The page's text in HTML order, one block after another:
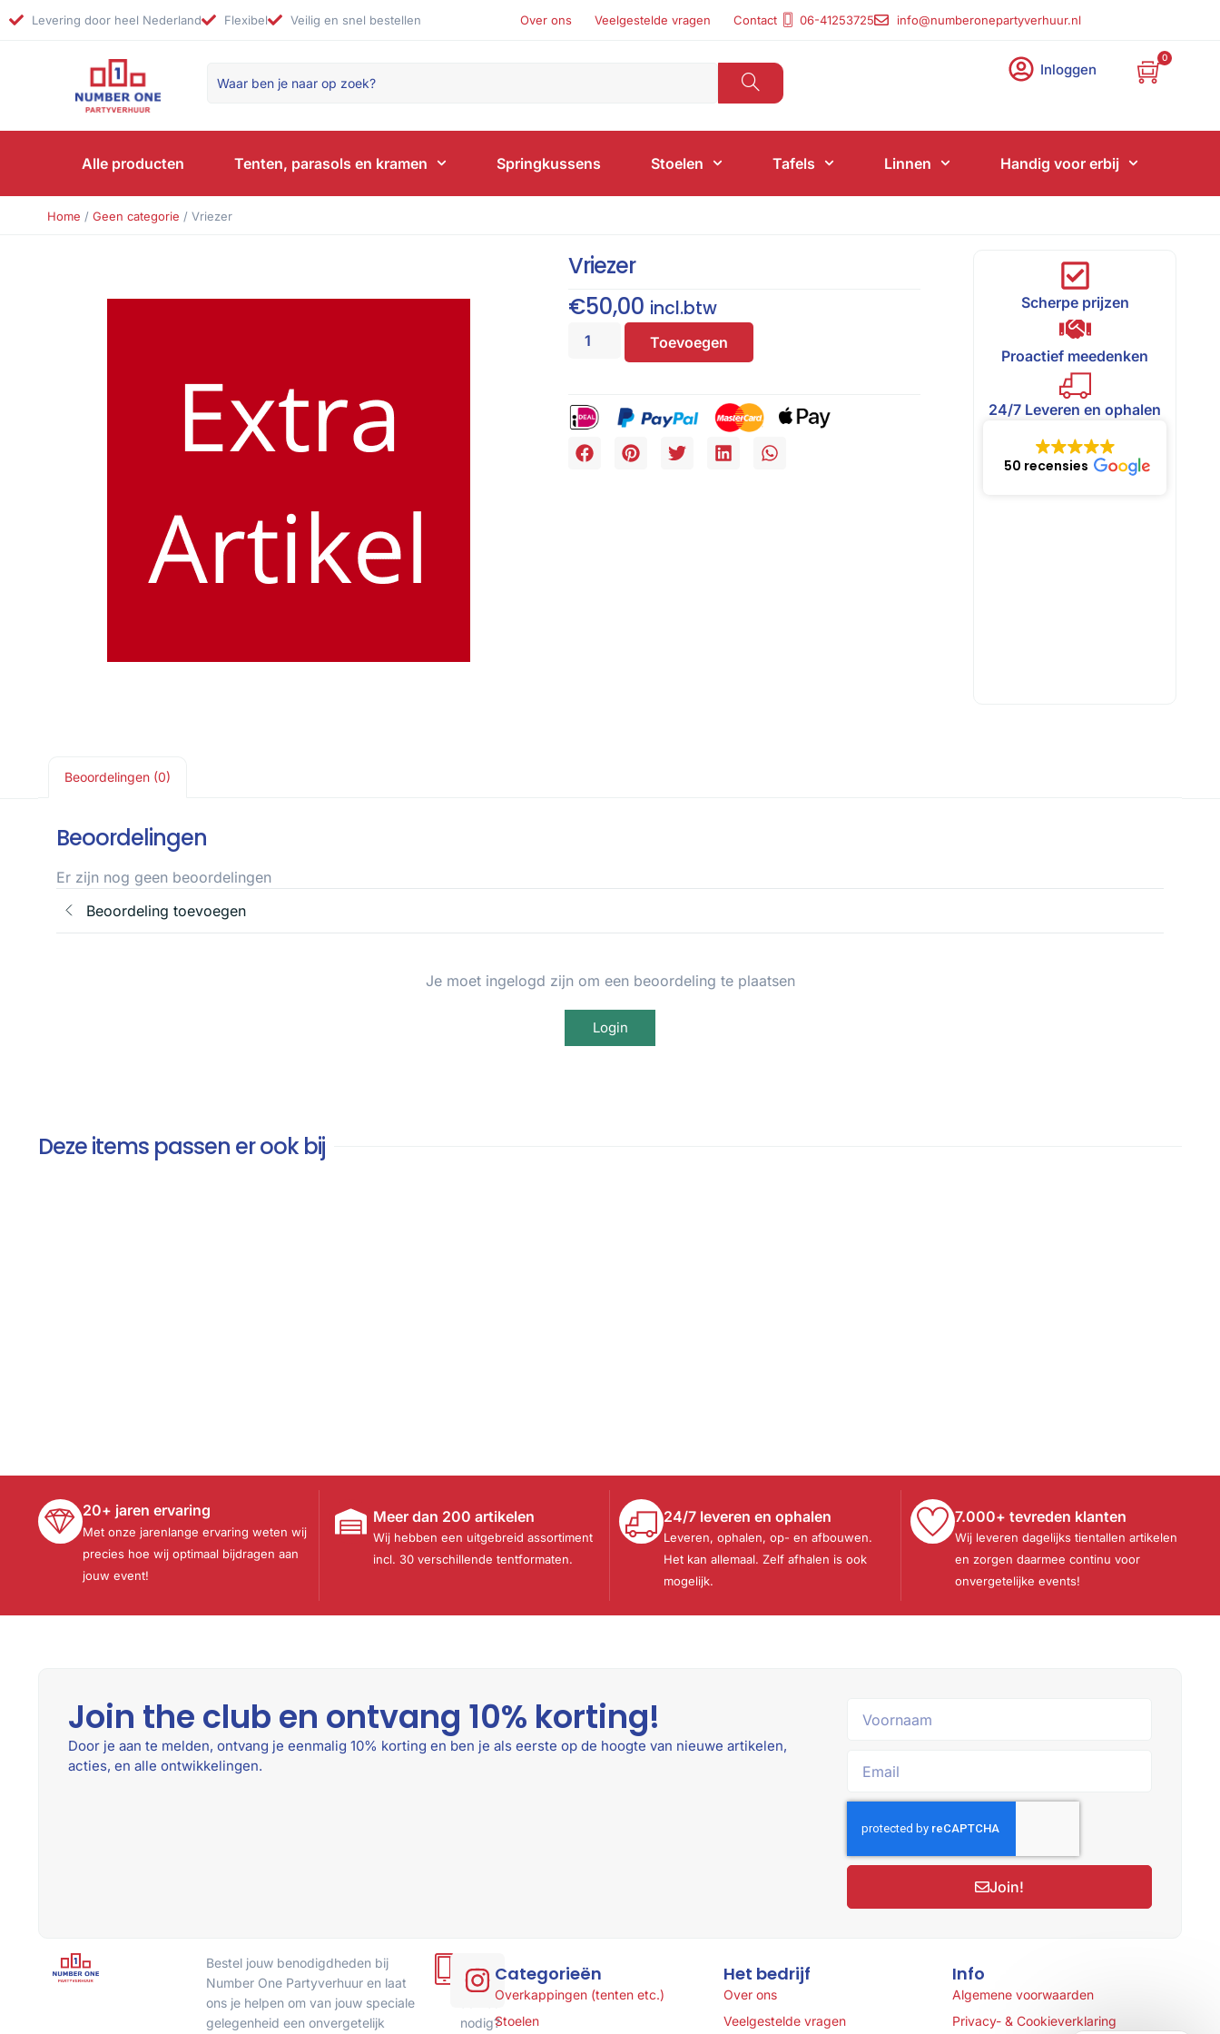
Levering door heel Nederland Flexibel Veilig en snel bestellen Over ons Veelgestelde vragen Contact 06-41253725 info@numberonepartyverhuur.nl
Inloggen
0
Alle producten Tenten, parasols en kramen Springkussens Stoelen Tafels Linnen Handig voor erbij
Home / Geen categorie / Vriezer
Vriezer
€50,00 incl.btw
Toevoegen
Scherpe prijzen
Proactief meedenken
24/7 Leveren en ophalen
50 recensies
Beoordelingen (0)
Beoordelingen
Er zijn nog geen beoordelingen
Beoordeling toevoegen
Je moet ingelogd zijn om een beoordeling te plaatsen
Login
Deze items passen er ook bij
20+ jaren ervaring
Met onze jarenlange ervaring weten wij
precies hoe wij optimaal bijdragen aan
jouw event!
Meer dan 200 artikelen
Wij hebben een uitgebreid assortiment
incl. 30 verschillende tentformaten.
24/7 leveren en ophalen
Leveren, ophalen, op- en afbouwen.
Het kan allemaal. Zelf afhalen is ook
mogelijk.
7.000+ tevreden klanten
Wij leveren dagelijks tientallen artikelen
en zorgen daarmee continu voor
onvergetelijke events!
Bestel jouw benodigdheden bij
Number One Partyverhuur en laat
ons je helpen om van jouw speciale
gelegenheid een onvergetelijk
of
advies
nodig?
Categorieën
Overkappingen (tenten etc.)
Stoelen
Het bedrijf
Over ons
Veelgestelde vragen
Info
Algemene voorwaarden
Privacy- & Cookieverklaring
Join the club en ontvang 10% korting!
Door je aan te melden, ontvang je eenmalig 10% korting en ben je als eerste op de hoogte van nieuwe artikelen,
acties, en alle ontwikkelingen.
Join!